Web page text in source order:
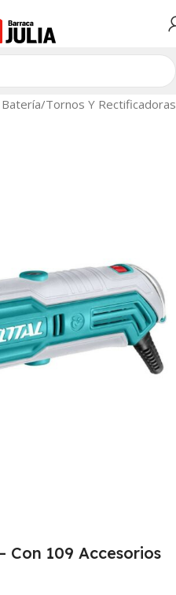
/Tornos Y Rectificadoras
Con 109 Accesorios